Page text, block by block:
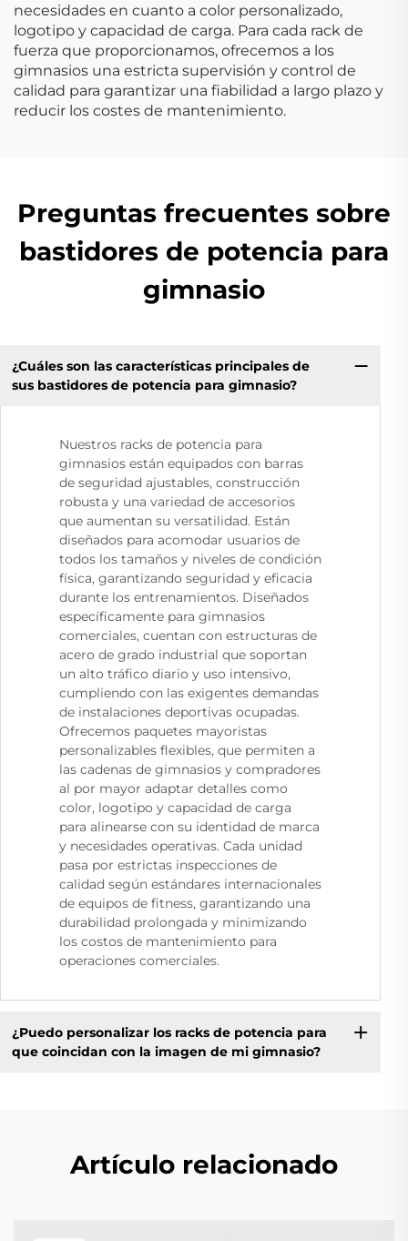
necesidades en cuanto a color personalizado,
logotipo y capacidad de carga. Para cada rack de
fuerza que proporcionamos, ofrecemos a los
gimnasios una estricta supervisión y control de
calidad para garantizar una fiabilidad a largo plazo y
reducir los costes de mantenimiento.
Preguntas frecuentes sobre
bastidores de potencia para
gimnasio
¿Cuáles son las características principales de
sus bastidores de potencia para gimnasio?
Nuestros racks de potencia para
gimnasios están equipados con barras
de seguridad ajustables, construcción
robusta y una variedad de accesorios
que aumentan su versatilidad. Están
diseñados para acomodar usuarios de
todos los tamaños y niveles de condición
física, garantizando seguridad y eficacia
durante los entrenamientos. Diseñados
específicamente para gimnasios
comerciales, cuentan con estructuras de
acero de grado industrial que soportan
un alto tráfico diario y uso intensivo,
cumpliendo con las exigentes demandas
de instalaciones deportivas ocupadas.
Ofrecemos paquetes mayoristas
personalizables flexibles, que permiten a
las cadenas de gimnasios y compradores
al por mayor adaptar detalles como
color, logotipo y capacidad de carga
para alinearse con su identidad de marca
y necesidades operativas. Cada unidad
pasa por estrictas inspecciones de
calidad según estándares internacionales
de equipos de fitness, garantizando una
durabilidad prolongada y minimizando
los costos de mantenimiento para
operaciones comerciales.
¿Puedo personalizar los racks de potencia para
que coincidan con la imagen de mi gimnasio?
Artículo relacionado